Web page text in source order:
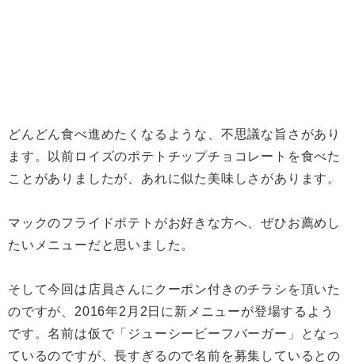
どんどん食べ進めたくなるような、不思議な旨さがあり
ます。以前ロイズのポテトチップチョコレートを食べた
ことがありましたが、あれに似た美味しさがあります。
マックのフライドポテトがお好きな方へ、ぜひお薦めし
たいメニューだと思いました。
そして今回は店員さんにクーポン付きのチラシを頂いた
のですが、2016年2月2日に新メニューが登場するよう
です。名前は仮で「ジューシービーフバーガー」となっ
ているのですが、長すぎるので名前を募集しているとの